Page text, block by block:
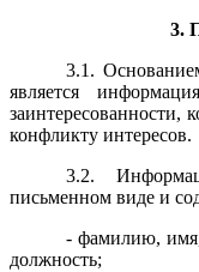
3.
3.1.
является
заинтересованности,
конфликту интересов.
3.2.
письменном виде и
- фамилию,
должность;